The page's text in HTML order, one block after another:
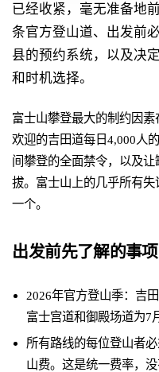
已经收紧，毫无准备地
条官方登山道、出发前
县的预约系统，以及决
和时机选择。
富士山攀登最大的制约因
欢迎的吉田道每日4,000人
间攀登的全面禁令，以及
拔。富士山上的几乎所有
一个。
出发前先了解的事项
2026年官方登山季：吉
富士宫道和御殿场道为7
所有路线的每位登山者
山费。这是统一费率，没